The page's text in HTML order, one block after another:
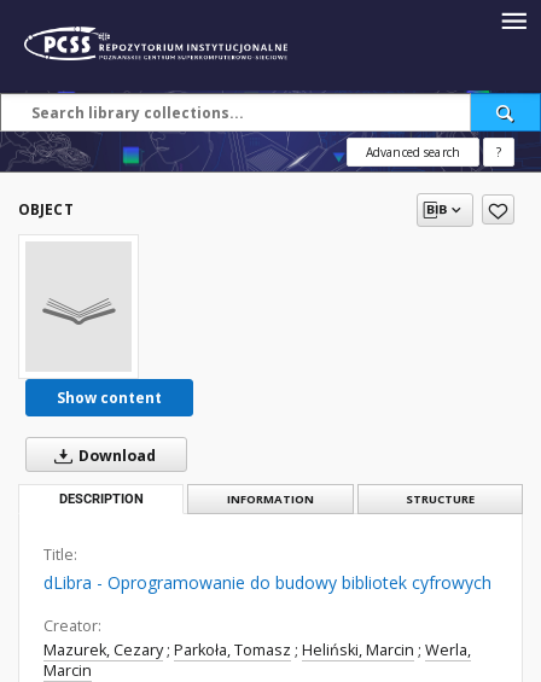
Advanced search ?
OBJECT
Show content
Download
DESCRIPTION INFORMATION STRUCTURE
Title:
dLibra - Oprogramowanie do budowy bibliotek cyfrowych
Creator:
Mazurek, Cezary ; Parkoła, Tomasz ; Heliński, Marcin ; Werla,
Marcin